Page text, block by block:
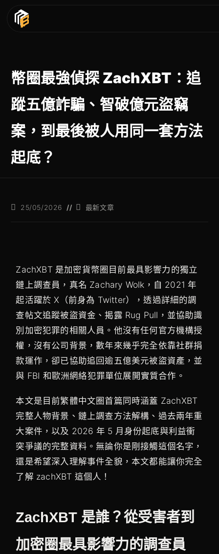
幣圈最強偵探 ZachXBT：追
蹤五億詐騙、智破億元盜竊
案，到最後被人用同一套方法
起底？
25/05/2026 最新文章
ZachXBT 是加密貨幣圈目前最具影響力的獨立
鏈上調查員，真名 Zachary Wolk，自 2021 年
起活躍於 X（前身為 Twitter），透過詳細的調
查帖文追蹤被盜資金、揭露 Rug Pull，並協助識
別加密犯罪的相關人員。他沒有任何官方機構授
權，沒有公司背景，數年來幾乎完全依靠社群捐
款運作，卻已協助追回逾五億美元被盜資產，並
與 FBI 和歐洲網絡犯罪單位展開實質合作。
本文是目前繁體中文圈首篇同時涵蓋 ZachXBT
完整人物背景、鏈上調查方法解構、過去兩年重
大案件，以及 2026 年 5 月身份起底與利益衝
突爭議的完整資料。無論你是剛接觸這個名字，
還是希望深入理解事件全貌，本文都能讓你完全
了解 zachXBT 這個人！
ZachXBT 是誰？從受害者到
加密圈最具影響力的調查員